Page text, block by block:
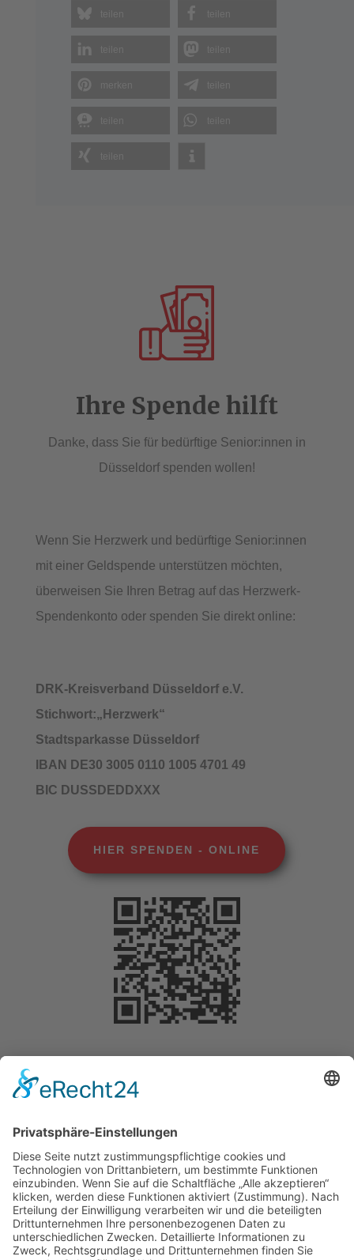
teilen teilen
teilen teilen
teilen
teilen teilen
teilen
Ihre Spende hilft
Danke, dass Sie für bedürftige Senior:innen in
Düsseldorf spenden wollen!
Wenn Sie Herzwerk und bedürftige Senior:innen
mit einer Geldspende unterstützen möchten,
überweisen Sie Ihren Betrag auf das Herzwerk-
Spendenkonto oder spenden Sie direkt online:
DRK-Kreisverband Düsseldorf e.V.
Stichwort:„Herzwerk“
Stadtsparkasse Düsseldorf
IBAN DE30 3005 0110 1005 4701 49
BIC DUSSDEDDXXX
HIER SPENDEN - ONLINE
Selbstverständlich können Sie Ihre Spende
Euro benötigen Sie keine gesonderte
Bescheinigung. Die Vorlage des
Überweisungsträgers bei der Steuererklärung
reicht aus, um die Spende steuermindernd geltend
zu machen.